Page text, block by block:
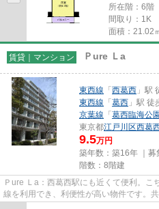
所在階：6階
間取り：1K
面積：21.02
賃貸｜マンション Ｐure Ｌa
東西線 「 西葛西 」駅
東西線 「 葛西 」駅 徒
京葉線 「 葛西臨海公園
東京都江戸川区西葛
9.5万円
築年数：築16年 ｜募
階数：8階建
Ｐure Ｌa：西葛西駅にも近くて便利。
線を利用でき、利便性が高い物件です。